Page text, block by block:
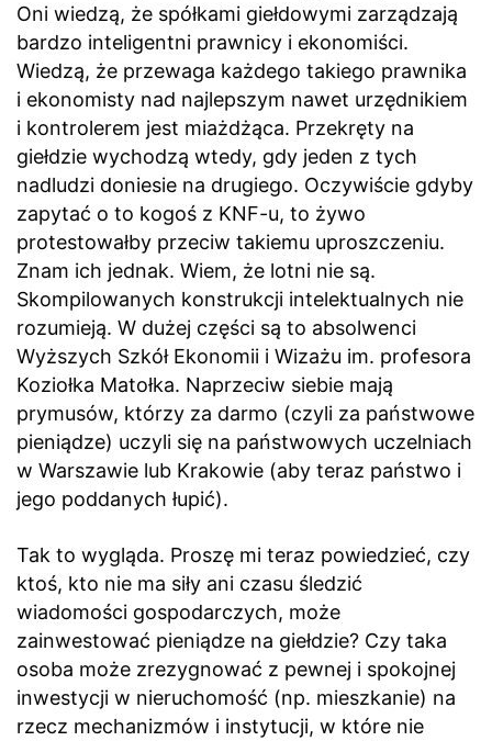
Oni wiedzą, że spółkami giełdowymi zarządzają
bardzo inteligentni prawnicy i ekonomiści.
Wiedzą, że przewaga każdego takiego prawnika
i ekonomisty nad najlepszym nawet urzędnikiem
i kontrolerem jest miażdżąca. Przekręty na
giełdzie wychodzą wtedy, gdy jeden z tych
nadludzi doniesie na drugiego. Oczywiście gdyby
zapytać o to kogoś z KNF-u, to żywo
protestowałby przeciw takiemu uproszczeniu.
Znam ich jednak. Wiem, że lotni nie są.
Skompilowanych konstrukcji intelektualnych nie
rozumieją. W dużej części są to absolwenci
Wyższych Szkół Ekonomii i Wizażu im. profesora
Koziołka Matołka. Naprzeciw siebie mają
prymusów, którzy za darmo (czyli za państwowe
pieniądze) uczyli się na państwowych uczelniach
w Warszawie lub Krakowie (aby teraz państwo i
jego poddanych łupić).
Tak to wygląda. Proszę mi teraz powiedzieć, czy
ktoś, kto nie ma siły ani czasu śledzić
wiadomości gospodarczych, może
zainwestować pieniądze na giełdzie? Czy taka
osoba może zrezygnować z pewnej i spokojnej
inwestycji w nieruchomość (np. mieszkanie) na
rzecz mechanizmów i instytucji, w które nie